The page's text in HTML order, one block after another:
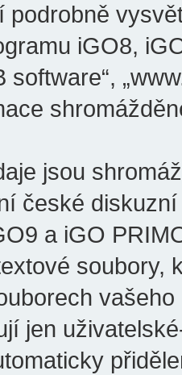
podrobně
iGO8,
software“,
jsou
české
a iGO
soubory,
jen